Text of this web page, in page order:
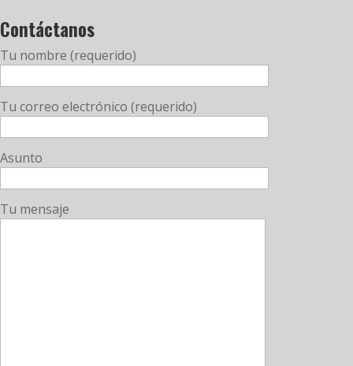
Contáctanos
Tu nombre (requerido)
Tu correo electrónico (requerido)
Asunto
Tu mensaje